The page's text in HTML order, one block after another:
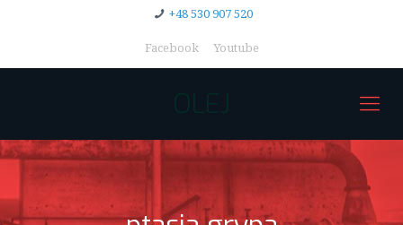
+48 530 907 520
Facebook Youtube
OLEJ